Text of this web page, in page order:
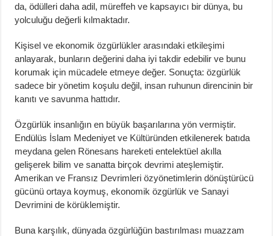
da, ödülleri daha adil, müreffeh ve kapsayıcı bir dünya, bu
yolculuğu değerli kılmaktadır.
Kişisel ve ekonomik özgürlükler arasındaki etkileşimi
anlayarak, bunların değerini daha iyi takdir edebilir ve bunu
korumak için mücadele etmeye değer. Sonuçta: özgürlük
sadece bir yönetim koşulu değil, insan ruhunun direncinin bir
kanıtı ve savunma hattıdır.
Özgürlük insanlığın en büyük başarılarına yön vermiştir.
Endülüs İslam Medeniyet ve Kültüründen etkilenerek batıda
meydana gelen Rönesans hareketi entelektüel akılla
gelişerek bilim ve sanatta birçok devrimi ateşlemiştir.
Amerikan ve Fransız Devrimleri özyönetimlerin dönüştürücü
gücünü ortaya koymuş, ekonomik özgürlük ve Sanayi
Devrimini de körüklemiştir.
Buna karşılık, dünyada özgürlüğün bastırılması muazzam